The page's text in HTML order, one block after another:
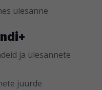
ülesanne
ja ülesannete
juurde